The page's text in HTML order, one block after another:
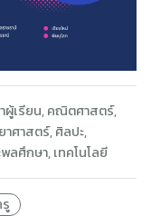
เรียน,คณิตศาสตร์,
าศาสตร์,ศิลปะ,
ลศึกษา,เทคโนโลยี